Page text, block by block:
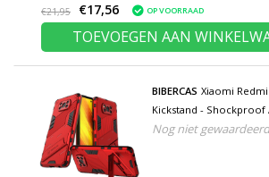
€21,95 €17,56 OP VOORRAAD
TOEVOEGEN AAN
BIBERCAS Xiaomi
Kickstand - Shockproof
Rood
Nog niet gewaardeerd